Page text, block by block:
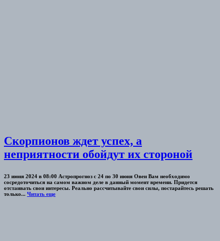
Скорпионов ждет успех, а
неприятности обойдут их стороной
23 июня 2024 в 08:00 Астропрогноз с 24 по 30 июня Овен Вам необходимо
сосредоточиться на самом важном деле в данный момент времени. Придется
отстаивать свои интересы. Реально рассчитывайте свои силы, постарайтесь решать
только... Читать еще